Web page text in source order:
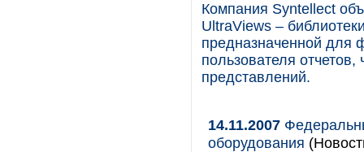
Компания Syntellect
UltraViews –
предназначенной для
пользователя
представлений.
14.11.2007
оборудования